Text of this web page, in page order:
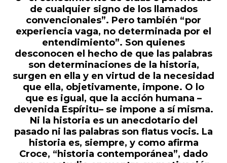
de cualquier signo de los llamados
convencionales”. Pero también “por
experiencia vaga, no determinada por el
entendimiento”. Son quienes
desconocen el hecho de que las palabras
son determinaciones de la historia,
surgen en ella y en virtud de la necesidad
que ella, objetivamente, impone. O lo
que es igual, que la acción humana –
devenida Espíritu– se impone a sí misma.
Ni la historia es un anecdotario del
pasado ni las palabras son flatus vocis. La
historia es, siempre, y como afirma
Croce, “historia contemporánea”, dado